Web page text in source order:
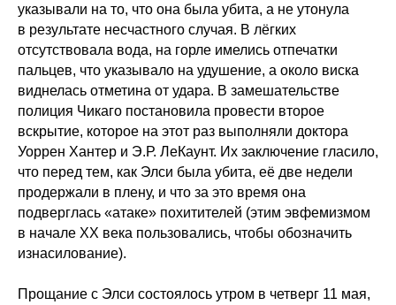
указывали на то, что она была убита, а не утонула
в результате несчастного случая. В лёгких
отсутствовала вода, на горле имелись отпечатки
пальцев, что указывало на удушение, а около виска
виднелась отметина от удара. В замешательстве
полиция Чикаго постановила провести второе
вскрытие, которое на этот раз выполняли доктора
Уоррен Хантер и Э.Р. ЛеКаунт. Их заключение гласило,
что перед тем, как Элси была убита, её две недели
продержали в плену, и что за это время она
подверглась «атаке» похитителей (этим эвфемизмом
в начале XX века пользовались, чтобы обозначить
изнасилование).
Прощание с Элси состоялось утром в четверг 11 мая,